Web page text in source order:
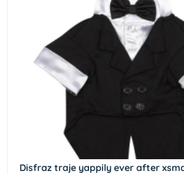
Disfraz traje yappily ever after